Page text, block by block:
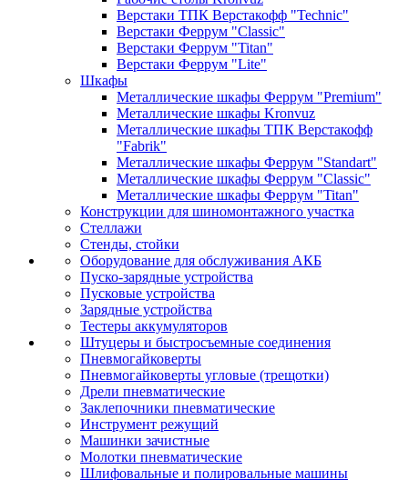
Верстаки ТПК Верстакофф "Technic"
Верстаки Феррум "Classic"
Верстаки Феррум "Titan"
Верстаки Феррум "Lite"
Шкафы
Металлические шкафы Феррум "Premium"
Металлические шкафы Kronvuz
Металлические шкафы ТПК Верстакофф
"Fabrik"
Металлические шкафы Феррум "Standart"
Металлические шкафы Феррум "Classic"
Металлические шкафы Феррум "Titan"
Конструкции для шиномонтажного участка
Стеллажи
Стенды, стойки
Оборудование для обслуживания АКБ
Пуско-зарядные устройства
Пусковые устройства
Зарядные устройства
Тестеры аккумуляторов
Штуцеры и быстросъемные соединения
Пневмогайковерты
Пневмогайковерты угловые (трещотки)
Дрели пневматические
Заклепочники пневматические
Инструмент режущий
Машинки зачистные
Молотки пневматические
Шлифовальные и полировальные машины